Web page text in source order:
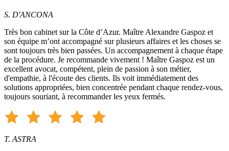
S. D'ANCONA
Très bon cabinet sur la Côte d’Azur. Maître Alexandre Gaspoz et
son équipe m’ont accompagné sur plusieurs affaires et les choses se
sont toujours très bien passées. Un accompagnement à chaque étape
de la procédure. Je recommande vivement ! Maître Gaspoz est un
excellent avocat, compétent, plein de passion à son métier,
d'empathie, à l'écoute des clients. Ils voit immédiatement des
solutions appropriées, bien concentrée pendant chaque rendez-vous,
toujours souriant, à recommander les yeux fermés.
T. ASTRA